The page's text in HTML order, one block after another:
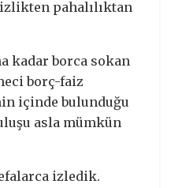
pahalılıktan
kadar borca sokan
borç-faiz
içinde bulunduğu
asla mümkün
izledik.